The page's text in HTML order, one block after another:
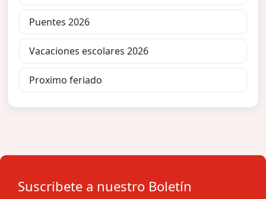
Puentes 2026
Vacaciones escolares 2026
Proximo feriado
Suscribete a nuestro Boletín